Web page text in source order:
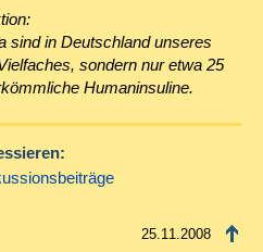
sind in Deutschland unseres
sondern nur etwa 25
Humaninsuline.
25.11.2008